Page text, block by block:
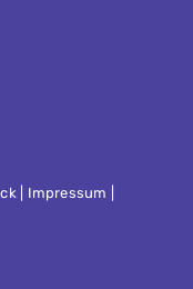
| Impressum